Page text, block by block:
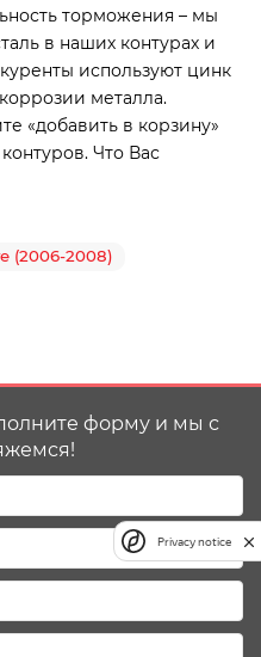
торможения – мы
в наших контурах и
используют цинк
металла.
«добавить в корзину»
Что Вас
(2006-2008)
форму и мы с
Privacy notice